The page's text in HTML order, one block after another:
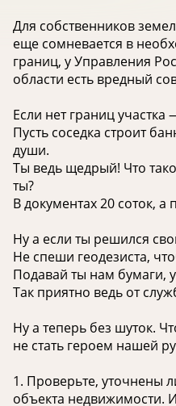
Для собственников
еще сомневается в
границ, у Управления
области есть вредный
Если нет границ
Пусть соседка строит
души.
Ты ведь щедрый! Что
ты?
В документах 20 соток, а
Ну а если ты решился
Не спеши геодезиста,
Подавай ты нам бумаги,
Так приятно ведь от
Ну а теперь без шуток.
не стать героем нашей
1. Проверьте, уточнены
объекта недвижимости.